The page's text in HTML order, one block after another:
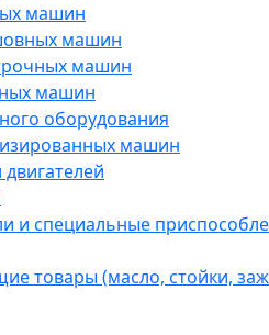
машин
машин
машин
машин
оборудования
машин
и специальные
товары (масло, стойки,